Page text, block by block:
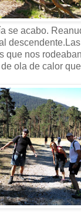
se acabo.
que nos
ola de calor